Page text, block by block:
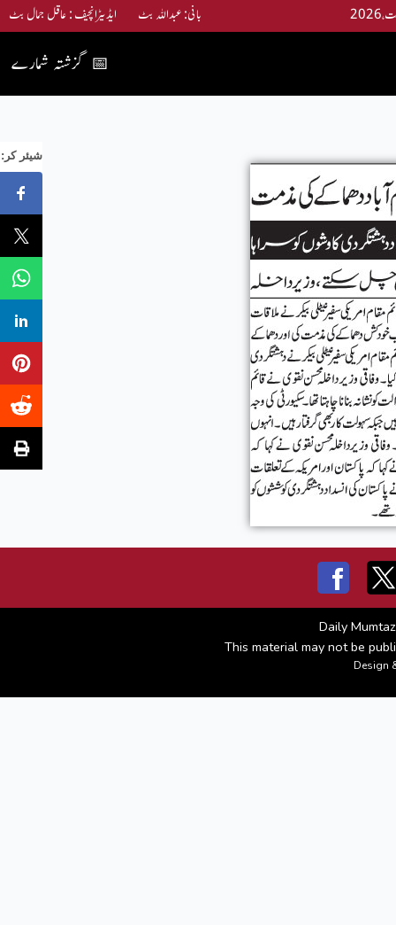
بانی: عبداللہ بٹ ایڈیٹرانچیف : عاقل جمال بٹ
گزشتہ شمارے 📅
:شیئر کر
Daily
This material may not be
Design